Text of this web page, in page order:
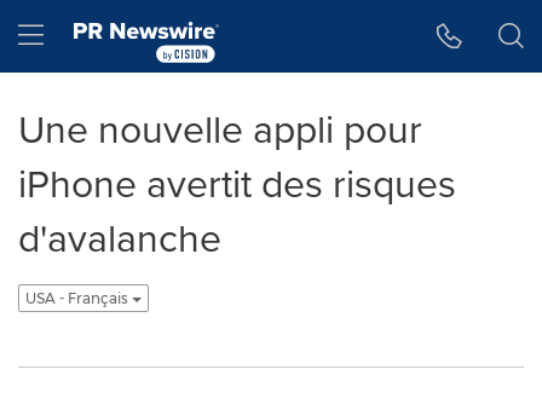
Hamburger menu
Une nouvelle appli pour
iPhone avertit des risques
d'avalanche
USA - Français